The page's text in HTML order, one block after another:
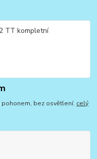
bez osvětlení. celý